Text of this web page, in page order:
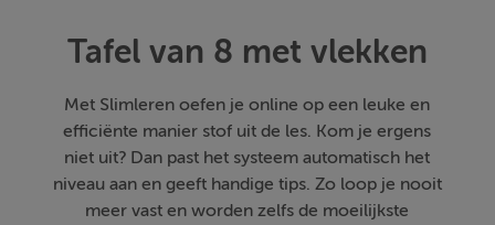
Tafel van 8 met vlekken
Met Slimleren oefen je online op een leuke en
efficiënte manier stof uit de les. Kom je ergens
niet uit? Dan past het systeem automatisch het
niveau aan en geeft handige tips. Zo loop je nooit
meer vast en worden zelfs de moeilijkste